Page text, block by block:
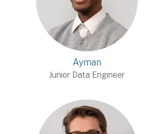
Ayman
Junior Data Engineer